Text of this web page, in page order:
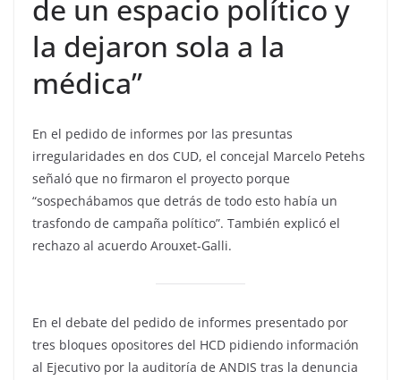
de un espacio político y
la dejaron sola a la
médica”
En el pedido de informes por las presuntas
irregularidades en dos CUD, el concejal Marcelo Petehs
señaló que no firmaron el proyecto porque
“sospechábamos que detrás de todo esto había un
trasfondo de campaña político”. También explicó el
rechazo al acuerdo Arouxet-Galli.
En el debate del pedido de informes presentado por
tres bloques opositores del HCD pidiendo información
al Ejecutivo por la auditoría de ANDIS tras la denuncia